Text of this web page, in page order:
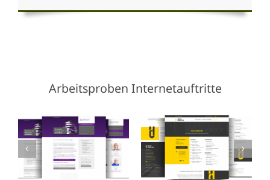
Arbeitsproben Internetauftritte